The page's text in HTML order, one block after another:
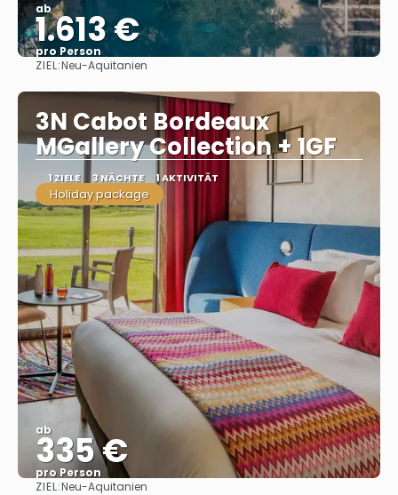
ab
1.613 €
pro Person
ZIEL:Neu-Aquitanien
3N Cabot Bordeaux
MGallery Collection + 1GF
1 ZIELE 3 NÄCHTE 1 AKTIVITÄT
Holiday package
ab
335 €
pro Person
ZIEL:Neu-Aquitanien